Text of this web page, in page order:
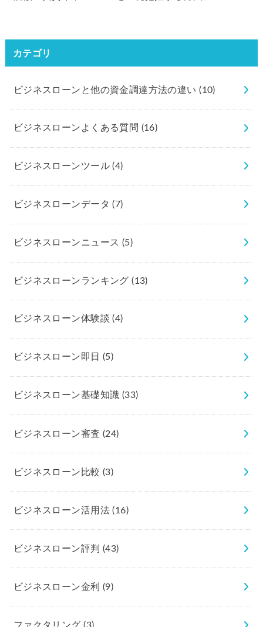
カテゴリ
ビジネスローンと他の資金調達方法の違い(10)
ビジネスローンよくある質問 (16)
ビジネスローンツール(4)
ビジネスローンデータ(7)
ビジネスローンニュース (5)
ビジネスローンランキング(13)
ビジネスローン体験談(4)
ビジネスローン即日 (5)
ビジネスローン基礎知識 (33)
ビジネスローン審査 (24)
ビジネスローン比較 (3)
ビジネスローン活用法(16)
ビジネスローン評判 (43)
ビジネスローン金利 (9)
ファクタリング(3)